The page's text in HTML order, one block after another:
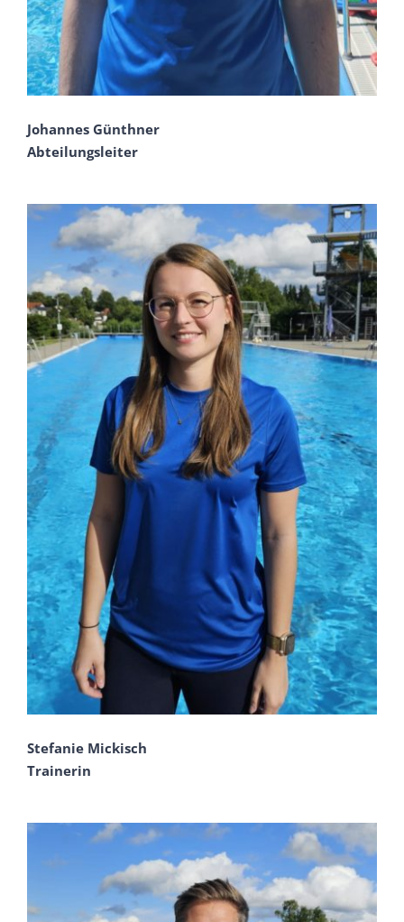
Johannes Günthner
Abteilungsleiter
Stefanie Mickisch
Trainerin